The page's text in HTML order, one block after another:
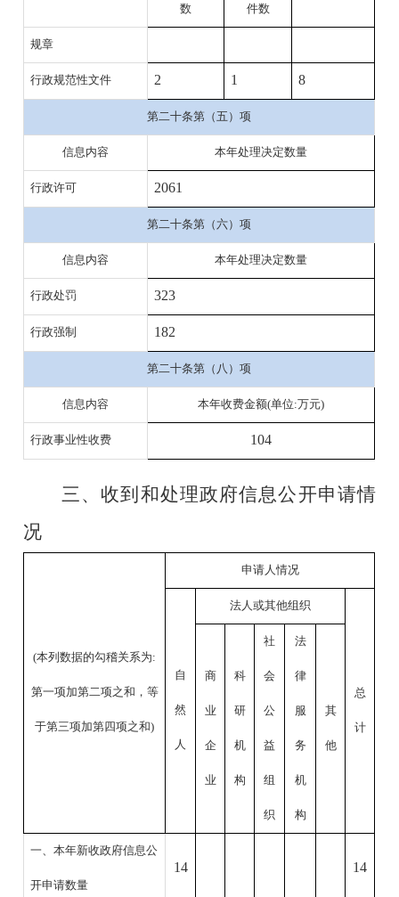
数 件数
规章
行政规范性文件 2 1 8
第二十条第（五）项
信息内容 本年处理决定数量
行政许可 2061
第二十条第（六）项
信息内容 本年处理决定数量
行政处罚 323
行政强制 182
第二十条第（八）项
信息内容 本年收费金额(单位:万元)
行政事业性收费 104
三、 收到和处理政府信息公开申请情
况
(本列数据的勾稽关系为:
第一项加第二项之和，等
于第三项加第四项之和)
申请人情况
自
然
人
法人或其他组织
总
计
商
业
企
业
科
研
机
构
社
会
公
益
组
织
法
律
服
务
机
构
其
他
一、本年新收政府信息公
开申请数量
14 14